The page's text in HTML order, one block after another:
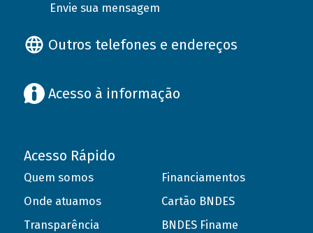
Envie sua mensagem
Outros telefones e endereços
Acesso à informação
Acesso Rápido
Quem somos
Onde atuamos
Transparência
Financiamentos
Cartão BNDES
BNDES Finame